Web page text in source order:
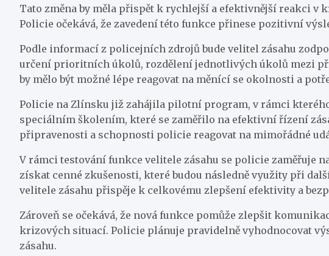
Tato změna by měla přispět k rychlejší a efektivnější reakci
Policie očekává, že zavedení této funkce přinese pozitivní
Podle informací z policejních zdrojů bude velitel zásahu
určení prioritních úkolů, rozdělení jednotlivých úkolů mezi
by mělo být možné lépe reagovat na měnící se okolnosti a
Policie na Zlínsku již zahájila pilotní program, v rámci
speciálním školením, které se zaměřilo na efektivní řízení
připravenosti a schopnosti policie reagovat na mimořádné
V rámci testování funkce velitele zásahu se policie zaměřuje
získat cenné zkušenosti, které budou následně využity při
velitele zásahu přispěje k celkovému zlepšení efektivity a
Zároveň se očekává, že nová funkce pomůže zlepšit
krizových situací. Policie plánuje pravidelně vyhodnocovat
zásahu.